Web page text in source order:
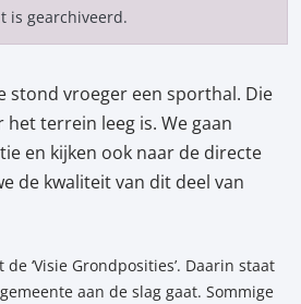
is gearchiveerd.
stond vroeger een sporthal. Die
terrein leeg is. We gaan
en kijken ook naar de directe
de kwaliteit van dit deel van
‘Visie Grondposities’. Daarin staat
aan de slag gaat. Sommige